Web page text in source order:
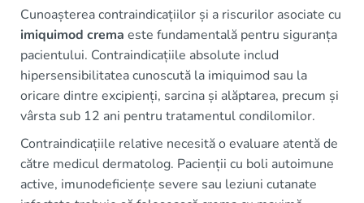
Cunoașterea contraindicațiilor și a riscurilor asociate cu
imiquimod crema este fundamentală pentru siguranța
pacientului. Contraindicațiile absolute includ
hipersensibilitatea cunoscută la imiquimod sau la
oricare dintre excipienți, sarcina și alăptarea, precum și
vârsta sub 12 ani pentru tratamentul condilomilor.
Contraindicațiile relative necesită o evaluare atentă de
către medicul dermatolog. Pacienții cu boli autoimune
active, imunodeficiențe severe sau leziuni cutanate